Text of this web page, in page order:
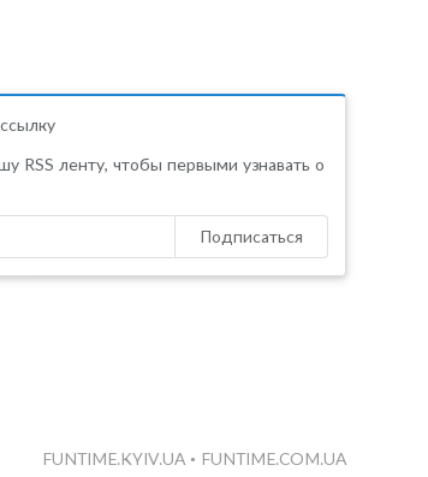
RSS ленту, чтобы первыми узнавать о
Подписаться
FUNTIME.KYIV.UA • FUNTIME.COM.UA